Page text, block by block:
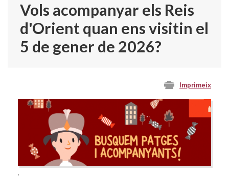
Vols acompanyar els Reis
d'Orient quan ens visitin el
5 de gener de 2026?
Imprimeix
.